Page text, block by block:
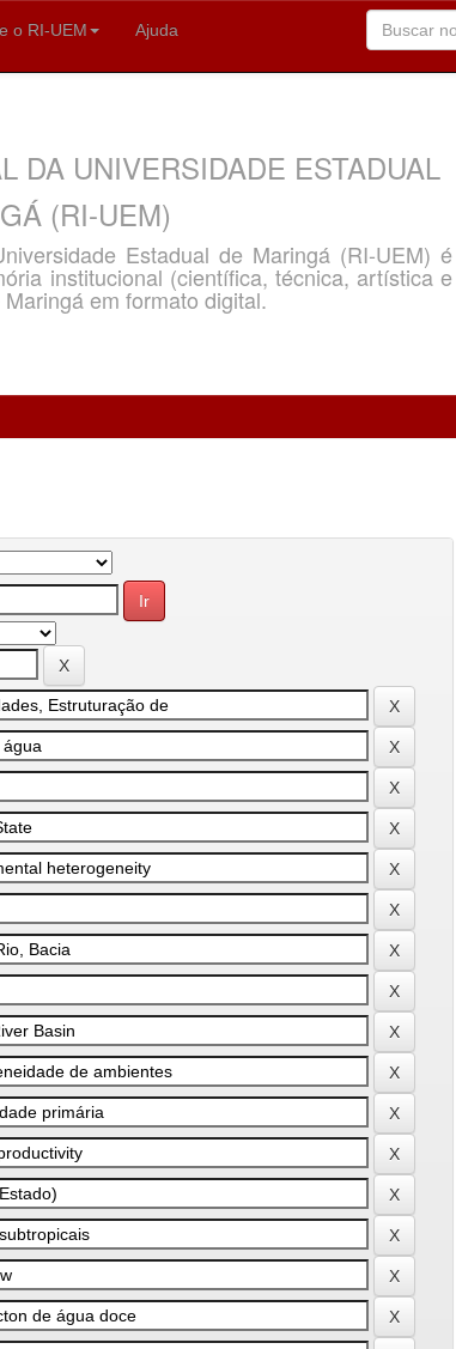
o RI-UEM Ajuda
DA UNIVERSIDADE ESTADUAL
(RI-UEM)
Estadual de Maringá (RI-UEM) é
institucional (científica, técnica, artística e
em formato digital.